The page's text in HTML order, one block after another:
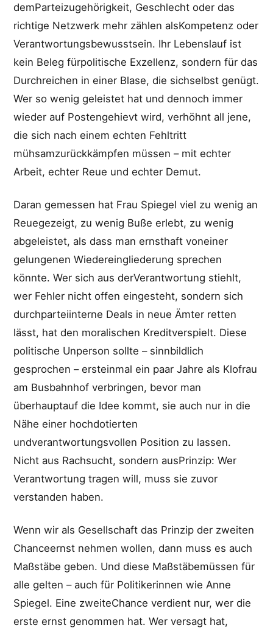
demParteizugehörigkeit, Geschlecht oder das
richtige Netzwerk mehr zählen alsKompetenz oder
Verantwortungsbewusstsein. Ihr Lebenslauf ist
kein Beleg fürpolitische Exzellenz, sondern für das
Durchreichen in einer Blase, die sichselbst genügt.
Wer so wenig geleistet hat und dennoch immer
wieder auf Postengehievt wird, verhöhnt all jene,
die sich nach einem echten Fehltritt
mühsamzurückkämpfen müssen – mit echter
Arbeit, echter Reue und echter Demut.
Daran gemessen hat Frau Spiegel viel zu wenig an
Reuegezeigt, zu wenig Buße erlebt, zu wenig
abgeleistet, als dass man ernsthaft voneiner
gelungenen Wiedereingliederung sprechen
könnte. Wer sich aus derVerantwortung stiehlt,
wer Fehler nicht offen eingesteht, sondern sich
durchparteiinterne Deals in neue Ämter retten
lässt, hat den moralischen Kreditverspielt. Diese
politische Unperson sollte – sinnbildlich
gesprochen – ersteinmal ein paar Jahre als Klofrau
am Busbahnhof verbringen, bevor man
überhauptauf die Idee kommt, sie auch nur in die
Nähe einer hochdotierten
undverantwortungsvollen Position zu lassen.
Nicht aus Rachsucht, sondern ausPrinzip: Wer
Verantwortung tragen will, muss sie zuvor
verstanden haben.
Wenn wir als Gesellschaft das Prinzip der zweiten
Chanceernst nehmen wollen, dann muss es auch
Maßstäbe geben. Und diese Maßstäbemüssen für
alle gelten – auch für Politikerinnen wie Anne
Spiegel. Eine zweiteChance verdient nur, wer die
erste ernst genommen hat. Wer versagt hat,